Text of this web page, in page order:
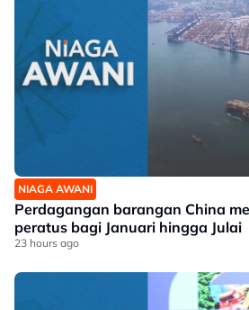
NIAGA AWANI
Perdagangan barangan China
peratus bagi Januari hingga Julai
23 hours ago